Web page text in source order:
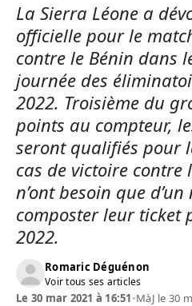
La Sierra Léone a
officielle pour le
contre le Bénin dans
journée des
2022. Troisième du
points au compteur,
seront qualifiés pour
cas de victoire contre
n’ont besoin que
composter leur ticket
2022.
Romaric Déguénon
Voir tous ses articles
Le 30 mar 2021 à 16:51•MàJ le 30